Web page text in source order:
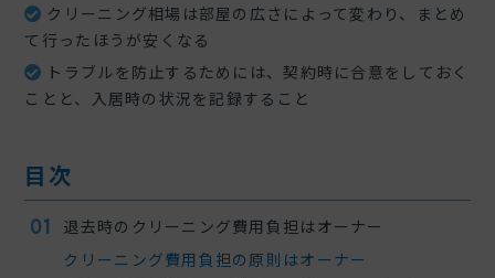
クリーニング相場は部屋の広さによって変わり、まとめ
て行ったほうが安くなる
トラブルを防止するためには、契約時に合意をしておく
ことと、入居時の状況を記録すること
目次
退去時のクリーニング費用負担はオーナー
クリーニング費用負担の原則はオーナー